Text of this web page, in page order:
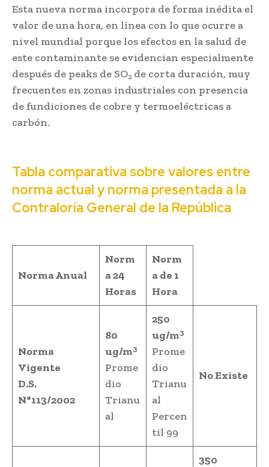
Esta nueva norma incorpora de forma inédita el
valor de una hora, en línea con lo que ocurre a
nivel mundial porque los efectos en la salud de
este contaminante se evidencian especialmente
después de peaks de SO2 de corta duración, muy
frecuentes en zonas industriales con presencia
de fundiciones de cobre y termoeléctricas a
carbón.
Tabla comparativa sobre valores entre
norma actual y norma presentada a la
Contraloría General de la República
Norma Anual
Norm
a 24
Horas
Norm
a de 1
Hora
Norma
Vigente
D.S.
N°113/2002
80
ug/m3
Prome
dio
Trianu
al
250
ug/m3
Prome
dio
Trianu
al
Percen
til 99
No Existe
350